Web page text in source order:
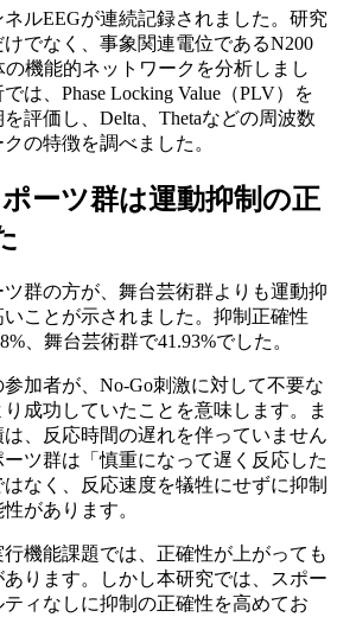
ルEEGが連続記録されました。研究
でなく、事象関連電位であるN200
の機能的ネットワークを分析しまし
は、Phase Locking Value（PLV）を
評価し、Delta、Thetaなどの周波数
の特徴を調べました。
ーツ群は運動抑制の正
群の方が、舞台芸術群よりも運動抑
ことが示されました。抑制正確性
、舞台芸術群で41.93%でした。
加者が、No-Go刺激に対して不要な
成功していたことを意味します。ま
、反応時間の遅れを伴っていません
ツ群は「慎重になって遅く反応した
なく、反応速度を犠牲にせずに抑制
があります。
機能課題では、正確性が上がっても
ります。しかし本研究では、スポー
ィなしに抑制の正確性を高めてお